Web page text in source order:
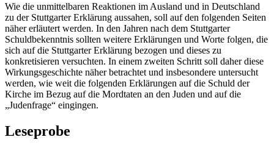
Wie die unmittelbaren Reaktionen im Ausland und in Deutschland
zu der Stuttgarter Erklärung aussahen, soll auf den folgenden Seiten
näher erläutert werden. In den Jahren nach dem Stuttgarter
Schuldbekenntnis sollten weitere Erklärungen und Worte folgen, die
sich auf die Stuttgarter Erklärung bezogen und dieses zu
konkretisieren versuchten. In einem zweiten Schritt soll daher diese
Wirkungsgeschichte näher betrachtet und insbesondere untersucht
werden, wie weit die folgenden Erklärungen auf die Schuld der
Kirche im Bezug auf die Mordtaten an den Juden und auf die
„Judenfrage“ eingingen.
Leseprobe